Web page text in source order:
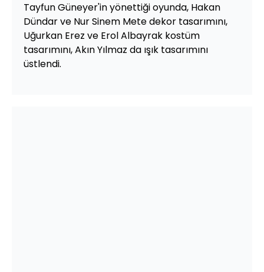
Tayfun Güneyer'in yönettiği oyunda, Hakan
Dündar ve Nur Sinem Mete dekor tasarımını,
Uğurkan Erez ve Erol Albayrak kostüm
tasarımını, Akın Yılmaz da ışık tasarımını
üstlendi.